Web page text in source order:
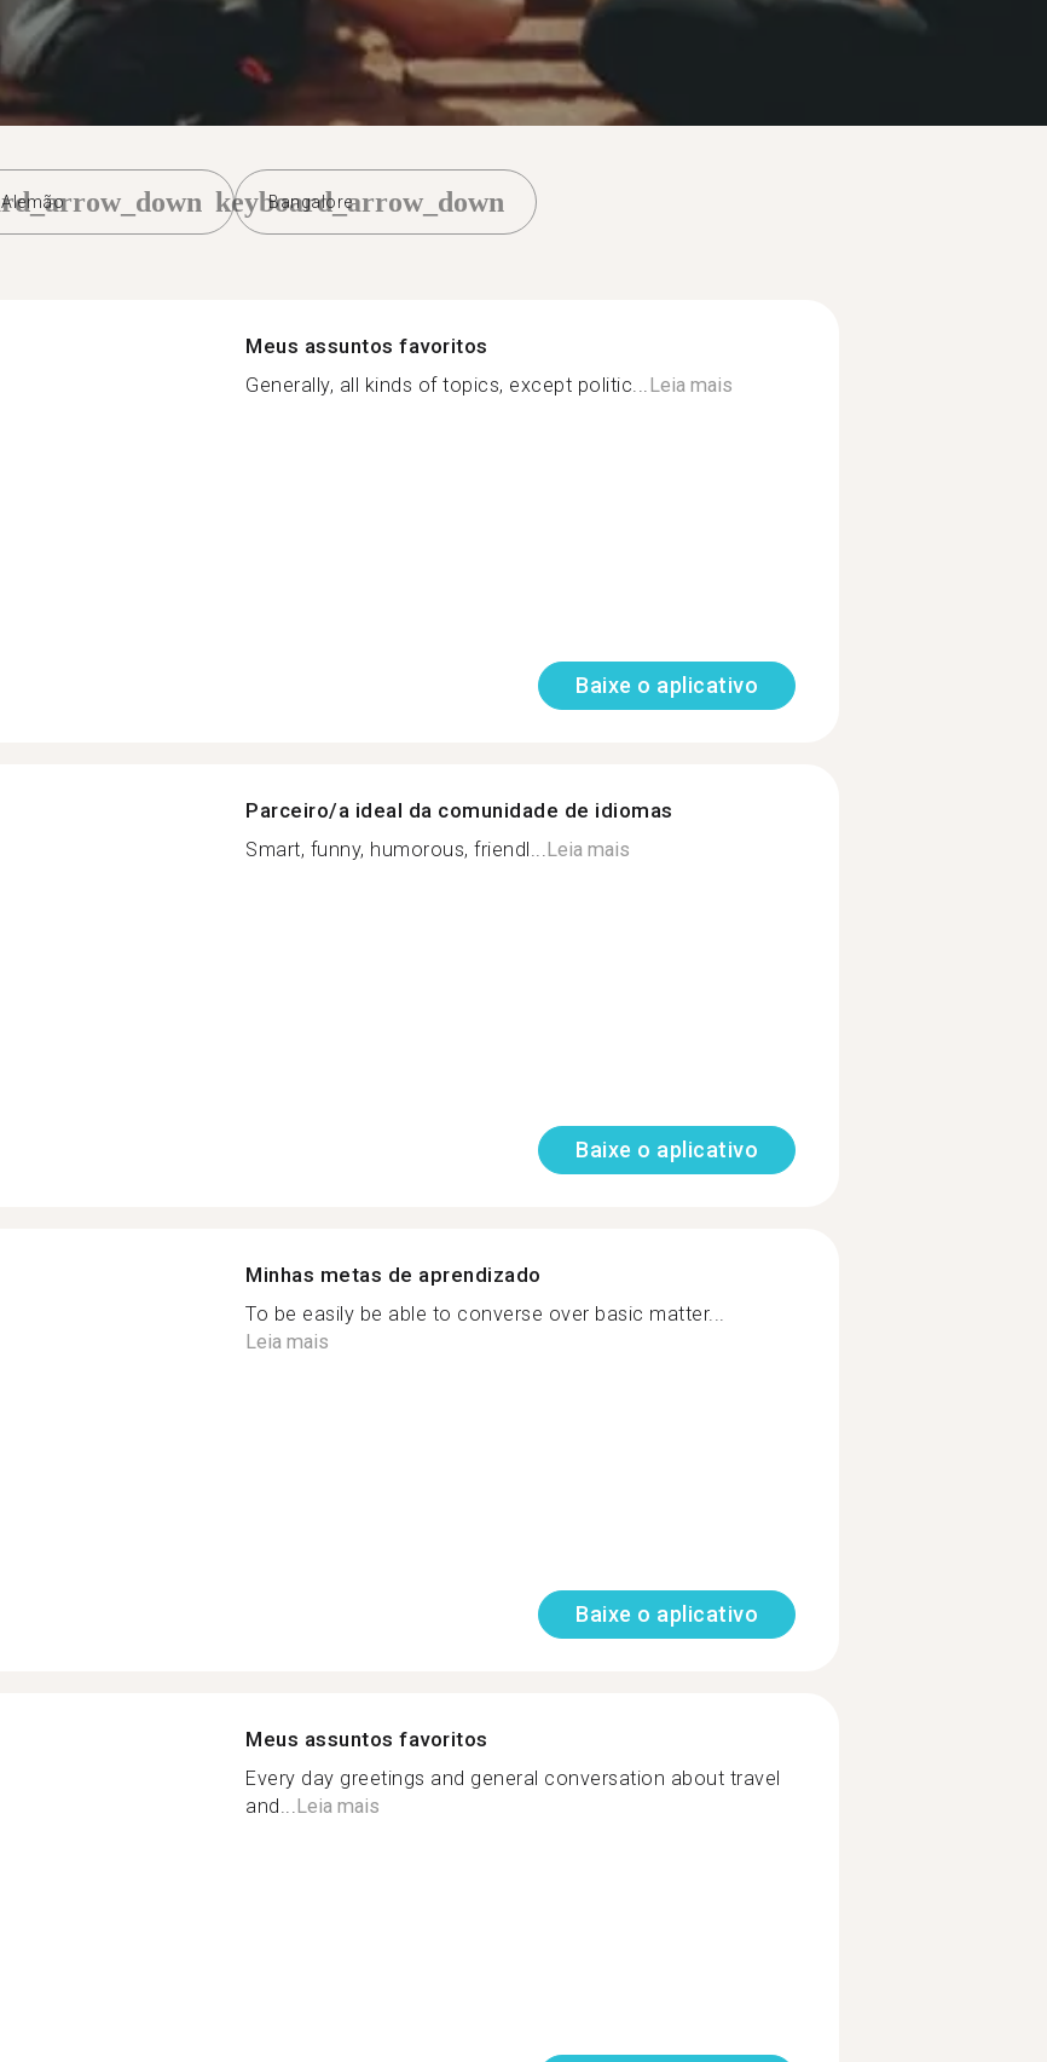
Alemão Bangalore
keyboard_arrow_down
Meus assuntos favoritos
Generally, all kinds of topics, except politic...Leia mais
Baixe o aplicativo
Parceiro/a ideal da comunidade de idiomas
Smart, funny, humorous, friendl...Leia mais
Baixe o aplicativo
Minhas metas de aprendizado
To be easily be able to converse over basic matter...
Leia mais
Baixe o aplicativo
Meus assuntos favoritos
Every day greetings and general conversation about travel
and...Leia mais